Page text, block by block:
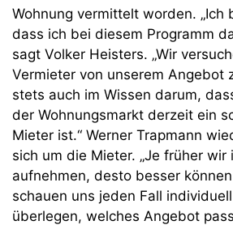
Wohnung vermittelt worden. „Ich
dass ich bei diesem Programm
sagt Volker Heisters. „Wir
Vermieter von unserem Angebot
stets auch im Wissen darum,
der Wohnungsmarkt derzeit ein
Mieter ist.“ Werner Trapmann
sich um die Mieter. „Je früher wir
aufnehmen, desto besser
schauen uns jeden Fall
überlegen, welches Angebot